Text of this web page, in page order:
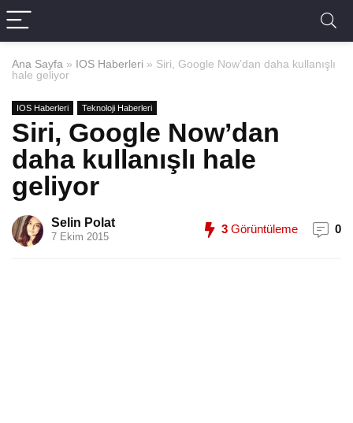
Ana Sayfa » IOS Haberleri » Siri, Google Now’dan daha kullanışlı
hale geliyor
IOS Haberleri Teknoloji Haberleri
Siri, Google Now’dan
daha kullanışlı hale
geliyor
Selin Polat
7 Ekim 2015
3 Görüntüleme 0